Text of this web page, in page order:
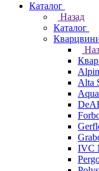
Каталог
Назад
Каталог
Alta
IVC